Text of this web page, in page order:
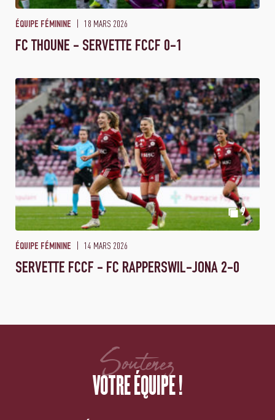
ÉQUIPE FÉMININE 18 MARS 2026
FC THOUNE - SERVETTE FCCF 0-1
9
ÉQUIPE FÉMININE 14 MARS 2026
SERVETTE FCCF - FC RAPPERSWIL-JONA 2-0
Soutenez
VOTRE ÉQUIPE !